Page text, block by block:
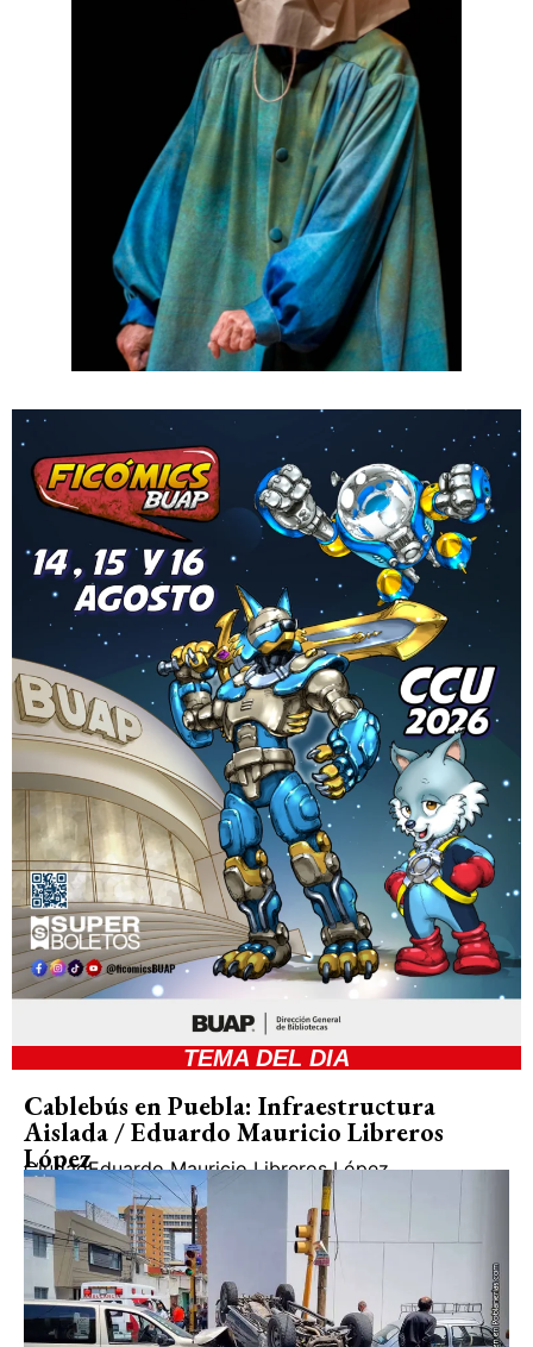
TEMA DEL DIA
Cablebús en Puebla: Infraestructura
Aislada / Eduardo Mauricio Libreros
López
CiudadEduardo Mauricio Libreros López